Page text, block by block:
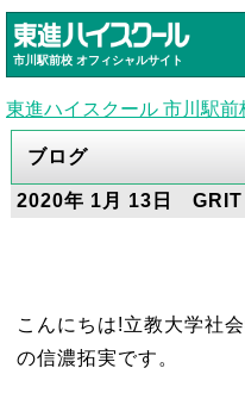
市川駅前校 オフィシャルサイト
東進ハイスクール 市川駅前
ブログ
2020年 1月 13日 GRIT
こんにちは!立教大学社
の信濃拓実です。